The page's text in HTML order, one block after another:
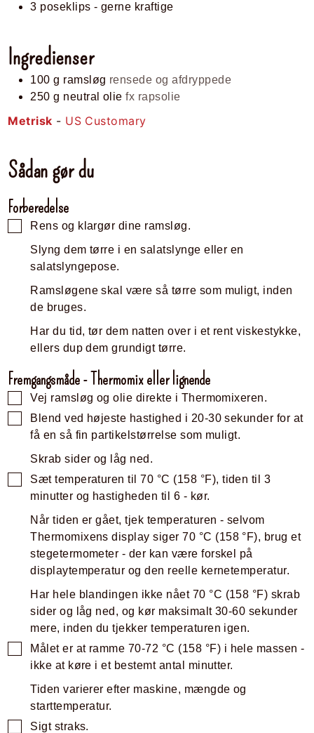
3 poseklips - gerne kraftige
Ingredienser
100 g ramsløg rensede og afdryppede
250 g neutral olie fx rapsolie
Metrisk - US Customary
Sådan gør du
Forberedelse
Rens og klargør dine ramsløg.
Slyng dem tørre i en salatslynge eller en
salatslyngepose.
Ramsløgene skal være så tørre som muligt, inden
de bruges.
Har du tid, tør dem natten over i et rent viskestykke,
ellers dup dem grundigt tørre.
Fremgangsmåde - Thermomix eller lignende
Vej ramsløg og olie direkte i Thermomixeren.
Blend ved højeste hastighed i 20-30 sekunder for at
få en så fin partikelstørrelse som muligt.
Skrab sider og låg ned.
Sæt temperaturen til70 °C (158 °F), tiden til 3
minutter og hastigheden til 6 - kør.
Når tiden er gået, tjek temperaturen - selvom
Thermomixens display siger70 °C (158 °F), brug et
stegetermometer - der kan være forskel på
displaytemperatur og den reelle kernetemperatur.
Har hele blandingen ikke nået 70 °C (158 °F) skrab
sider og låg ned, og kør maksimalt 30-60 sekunder
mere, inden du tjekker temperaturen igen.
Målet er at ramme 70-72 °C (158 °F) i hele massen -
ikke at køre i et bestemt antal minutter.
Tiden varierer efter maskine, mængde og
starttemperatur.
Sigt straks.